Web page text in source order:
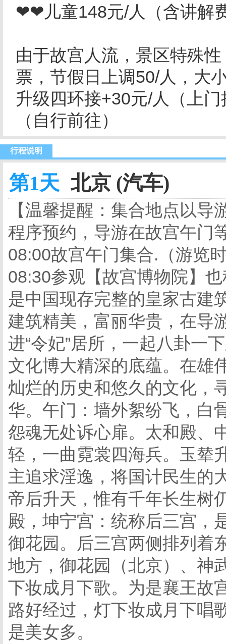
❤❤儿童148元/人（含讲解
由于故宫人流，景区特殊
票，节假日上调50/人，大
升级四环接+30元/人（上
（自行前往）
行程说明
第1天 北京 (汽车)
【温馨提醒：集合地点以
程序预约，导游在故宫午门
08:00故宫午门集合.（游览
08:30参观【故宫博物院】
是中国现存完整的皇家古建
建筑精美，富丽华贵，在导
进“令妃”居所，一起八卦一
文化博大精深的底蕴。在雄
灿烂的历史和悠久的文化，
华。午门：墙外絮纷飞，白
怨魂无处诉心扉。太和殿、
轻，一曲霓裳四海兵。玉辇
主追求淫逸，将国计民生的
帝后升天，惟有千年长生树
殿，坤宁宫：统称后三宫，
御花园。后三宫两侧排列着
地方，御花园（北京）、神
下妆成月下歌。为是襄王故
路好经过，灯下妆成月下唱
是美女多。